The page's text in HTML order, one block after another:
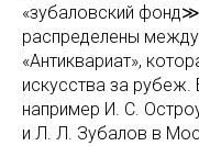
«зубаловский
распределены
«Антиквариат»,
искусства за
например И. С.
и Л. Л. Зубалов в